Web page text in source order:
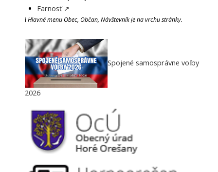
Farnosť ↗
i Hlavné menu Obec, Občan, Návštevník je na vrchu stránky.
Spojené samosprávne voľby
2026